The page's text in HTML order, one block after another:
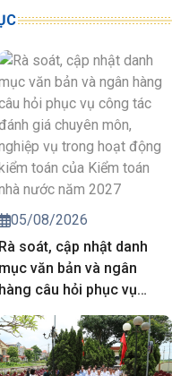
05/08/2026
Rà soát, cập nhật danh
mục văn bản và ngân
hàng câu hỏi phục vụ
công tác đánh giá chuyên
nghiệp vụ trong hoạt
kiểm toán của Kiểm